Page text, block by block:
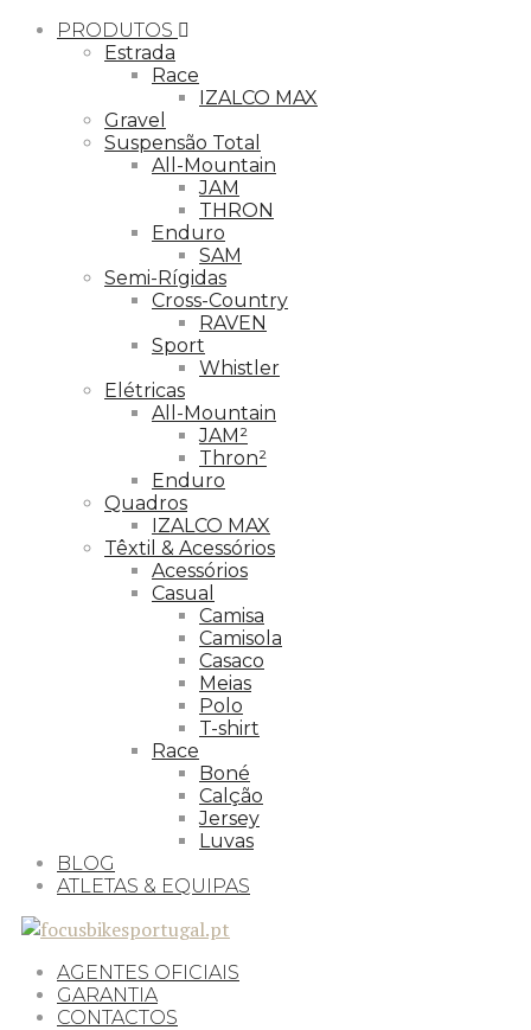
PRODUTOS
Estrada
Race
IZALCO MAX
Gravel
Suspensão Total
All-Mountain
JAM
THRON
Enduro
SAM
Semi-Rígidas
Cross-Country
RAVEN
Sport
Whistler
Elétricas
All-Mountain
JAM²
Thron²
Enduro
Quadros
IZALCO MAX
Têxtil & Acessórios
Acessórios
Casual
Camisa
Camisola
Casaco
Meias
Polo
T-shirt
Race
Boné
Calção
Jersey
Luvas
BLOG
ATLETAS & EQUIPAS
AGENTES OFICIAIS
GARANTIA
CONTACTOS